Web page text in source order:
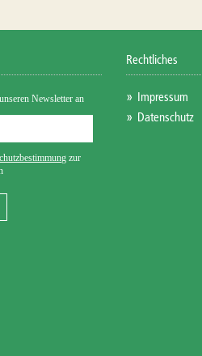
Rechtliches
Impressum
Datenschutz